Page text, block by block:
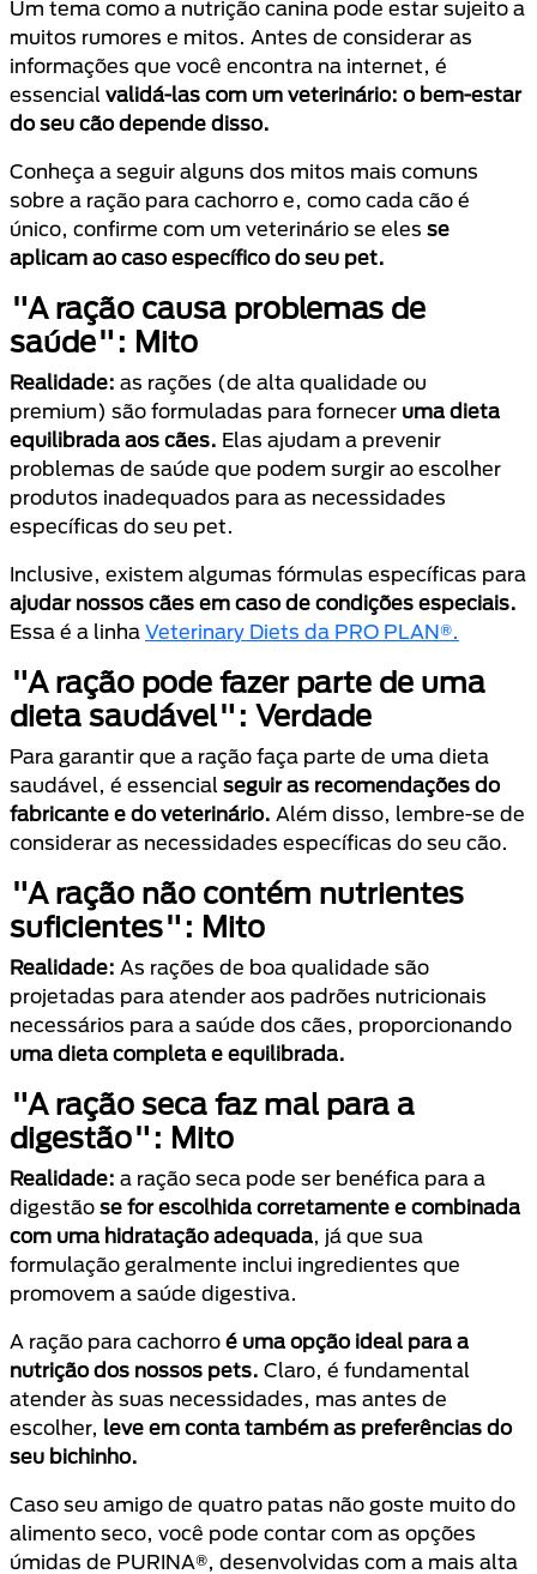
Um tema como a nutrição canina pode estar sujeito a
muitos rumores e mitos. Antes de considerar as
informações que você encontra na internet, é
essencial validá-las com um veterinário: o bem-estar
do seu cão depende disso.
Conheça a seguir alguns dos mitos mais comuns
sobre a ração para cachorro e, como cada cão é
único, confirme com um veterinário se eles se
aplicam ao caso específico do seu pet.
"A ração causa problemas de
saúde": Mito
Realidade: as rações (de alta qualidade ou
premium) são formuladas para fornecer uma dieta
equilibrada aos cães. Elas ajudam a prevenir
problemas de saúde que podem surgir ao escolher
produtos inadequados para as necessidades
específicas do seu pet.
Inclusive, existem algumas fórmulas específicas para
ajudar nossos cães em caso de condições especiais.
Essa é a linha Veterinary Diets da PRO PLAN®.
"A ração pode fazer parte de uma
dieta saudável": Verdade
Para garantir que a ração faça parte de uma dieta
saudável, é essencial seguir as recomendações do
fabricante e do veterinário. Além disso, lembre-se de
considerar as necessidades específicas do seu cão.
"A ração não contém nutrientes
suficientes": Mito
Realidade: As rações de boa qualidade são
projetadas para atender aos padrões nutricionais
necessários para a saúde dos cães, proporcionando
uma dieta completa e equilibrada.
"A ração seca faz mal para a
digestão": Mito
Realidade: a ração seca pode ser benéfica para a
digestão se for escolhida corretamente e combinada
com uma hidratação adequada, já que sua
formulação geralmente inclui ingredientes que
promovem a saúde digestiva.
A ração para cachorro é uma opção ideal para a
nutrição dos nossos pets. Claro, é fundamental
atender às suas necessidades, mas antes de
escolher, leve em conta também as preferências do
seu bichinho.
Caso seu amigo de quatro patas não goste muito do
alimento seco, você pode contar com as opções
úmidas de PURINA®, desenvolvidas com a mais alta